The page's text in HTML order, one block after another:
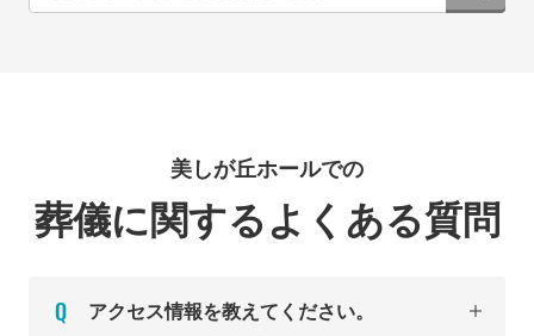
美しが丘ホールでの
葬儀に関するよくある質問
アクセス情報を教えてください。